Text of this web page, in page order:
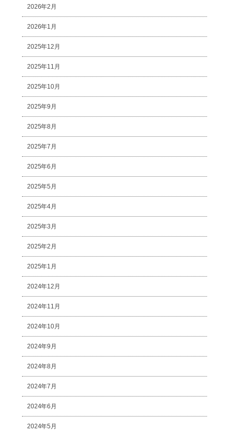
2026年2月
2026年1月
2025年12月
2025年11月
2025年10月
2025年9月
2025年8月
2025年7月
2025年6月
2025年5月
2025年4月
2025年3月
2025年2月
2025年1月
2024年12月
2024年11月
2024年10月
2024年9月
2024年8月
2024年7月
2024年6月
2024年5月